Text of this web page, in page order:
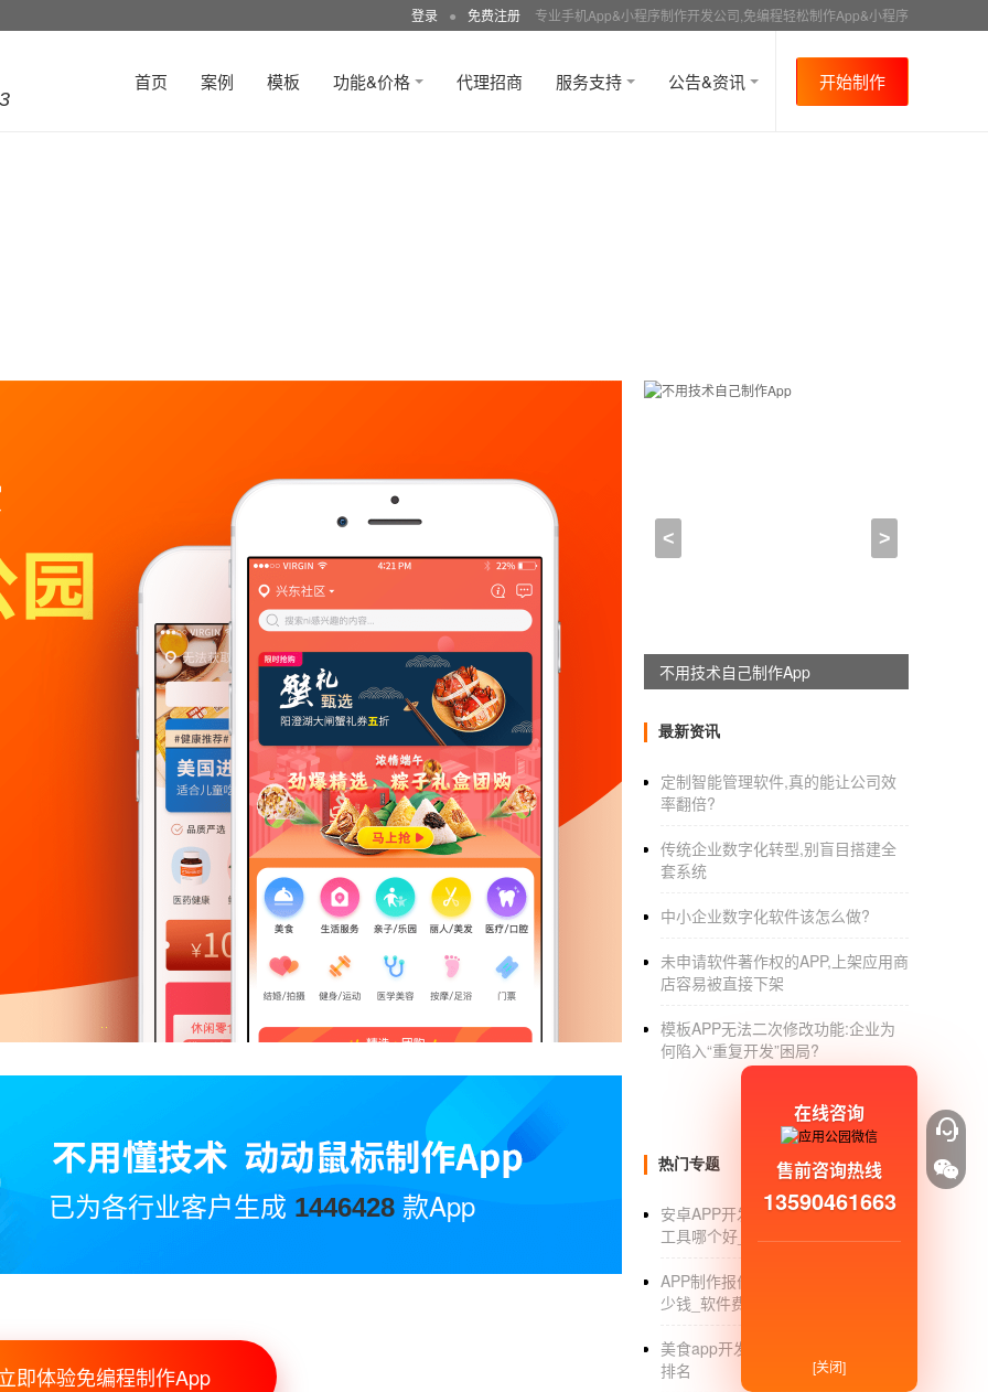
登录 ● 免费注册 专业手机App&小程序制作开发公司,免编程轻松制作App&小程序
首页 案例 模板 功能&价格 代理招商 服务支持 公告&资讯 开始制作
2023-01-24 01:00:00
在人们的生活中，家和门锁损坏是不可避免
展，给人们的生活带来极大的便利。
app开发平台定期推送维护信息、维护提
在附近搜索：
维护版本：
用户可以根据自己的实际情况发布维护信息
在平台上看到用户发布的维修信息后，维修
位置，帮助维修师傅节省一些时间。
用户评估：
参考。
帮家生活家政：是一款基于工具的生活在家
已为各行业客户生成 1446428 款App
即体验免编程制作App
< >
不用技术自己制作App
最新资讯
定制智能管理软件,真的能让公司效
率翻倍?
传统企业数字化转型,别盲目搭建全
套系统
中小企业数字化软件该怎么做?
未申请软件著作权的APP,上架应用商
店容易被直接下架
模板APP无法二次修改功能:企业为
何陷入“重复开发”困局?
热门专题
安卓APP开发工具_傻瓜式安卓开发
工具哪个好_可视化软件
APP制作报价_制作一个APP要花多
少钱_软件费用_价格表
美食app开发_ios美食app开发制作_
排名
在线咨询
售前咨询热线
13590461663
[关闭]